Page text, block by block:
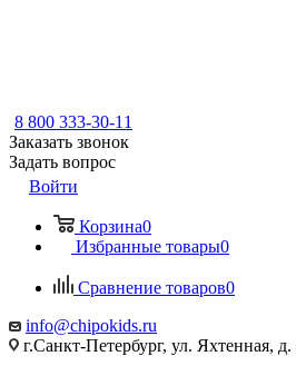
8 800 333-30-11
Заказать звонок
Задать вопрос
Войти
Корзина0
Избранные товары0
Сравнение товаров0
info@chipokids.ru
г.Санкт-Петербург, ул. Яхтенная,